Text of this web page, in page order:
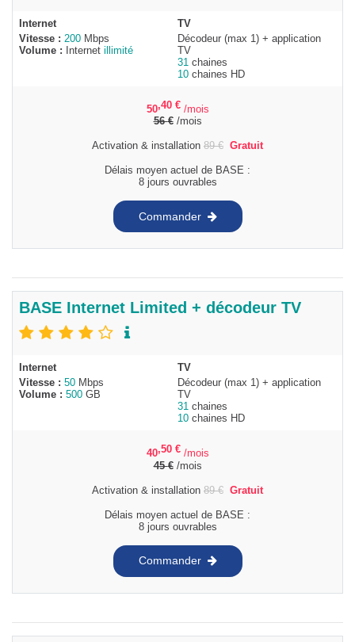
Internet
Vitesse : 200 Mbps
Volume :
Internet illimité
TV
Décodeur (max 1) + application
TV
31 chaines
10 chaines HD
50,40 € /mois
56€/mois
Activation & installation 89€ Gratuit
Délais moyen actuel de BASE :
8 jours ouvrables
Commander
BASE Internet Limited + décodeur TV
Internet
Vitesse : 50 Mbps
Volume : 500 GB
TV
Décodeur (max 1) + application
TV
31 chaines
10 chaines HD
40,50 € /mois
45€/mois
Activation & installation 89€ Gratuit
Délais moyen actuel de BASE :
8 jours ouvrables
Commander